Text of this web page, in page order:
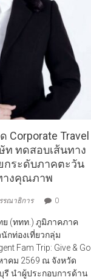
Corporate Travel
ท ทดสอบเส้นทาง
กระดับภาคตะวัน
างคุณภาพ
รณาธิการ 0
ย (ททท.) ภูมิภาคภาค
กท่องเที่ยวกลุ่ม
Fam Trip: Give & Go
าคม 2569 ณ จังหวัด
นำผู้ประกอบการด้าน